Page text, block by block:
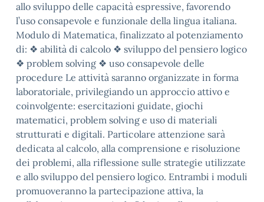
allo sviluppo delle capacità espressive, favorendo
l’uso consapevole e funzionale della lingua italiana.
Modulo di Matematica, finalizzato al potenziamento
di: ❖ abilità di calcolo ❖ sviluppo del pensiero logico
❖ problem solving ❖ uso consapevole delle
procedure Le attività saranno organizzate in forma
laboratoriale, privilegiando un approccio attivo e
coinvolgente: esercitazioni guidate, giochi
matematici, problem solving e uso di materiali
strutturati e digitali. Particolare attenzione sarà
dedicata al calcolo, alla comprensione e risoluzione
dei problemi, alla riflessione sulle strategie utilizzate
e allo sviluppo del pensiero logico. Entrambi i moduli
promuoveranno la partecipazione attiva, la